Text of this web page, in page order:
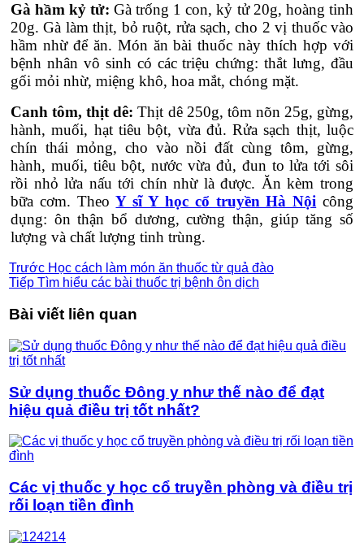
Gà hầm kỷ tử: Gà trống 1 con, kỷ tử 20g, hoàng tinh
20g. Gà làm thịt, bỏ ruột, rửa sạch, cho 2 vị thuốc vào
hầm nhừ để ăn. Món ăn bài thuốc này thích hợp với
bệnh nhân vô sinh có các triệu chứng: thắt lưng, đầu
gối mỏi nhừ, miệng khô, hoa mắt, chóng mặt.
Canh tôm, thịt dê: Thịt dê 250g, tôm nõn 25g, gừng,
hành, muối, hạt tiêu bột, vừa đủ. Rửa sạch thịt, luộc
chín thái mỏng, cho vào nồi đất cùng tôm, gừng,
hành, muối, tiêu bột, nước vừa đủ, đun to lửa tới sôi
rồi nhỏ lửa nấu tới chín nhừ là được. Ăn kèm trong
bữa cơm. TheoY sĩ Y học cổ truyền Hà Nội công
dụng: ôn thận bổ dương, cường thận, giúp tăng số
lượng và chất lượng tinh trùng.
Trước Học cách làm món ăn thuốc từ quả đào
Tiếp Tìm hiểu các bài thuốc trị bệnh ôn dịch
Bài viết liên quan
Sử dụng thuốc Đông y như thế nào để đạt
hiệu quả điều trị tốt nhất?
Các vị thuốc y học cổ truyền phòng và điều trị
rối loạn tiền đình